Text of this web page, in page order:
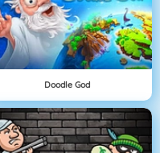
Doodle God